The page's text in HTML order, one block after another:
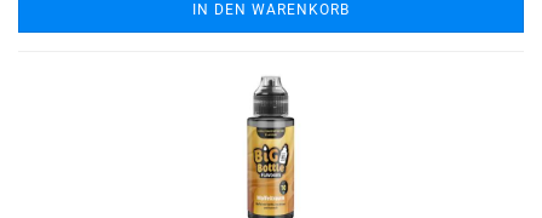
IN DEN WARENKORB